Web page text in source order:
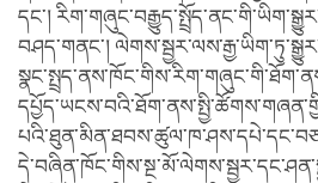
དང་།
བཤད་གནང་།